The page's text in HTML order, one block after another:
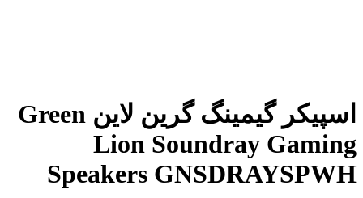
اسپیکر گیمینگ گرین لاین Green
Lion Soundray Gaming
Speakers GNSDRAYSPWH